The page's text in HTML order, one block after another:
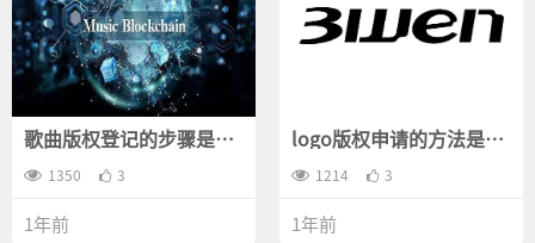
歌曲版权登记的步骤是什
么？
1350 3
1年前
logo版权申请的方法是什
么？
1214 3
1年前